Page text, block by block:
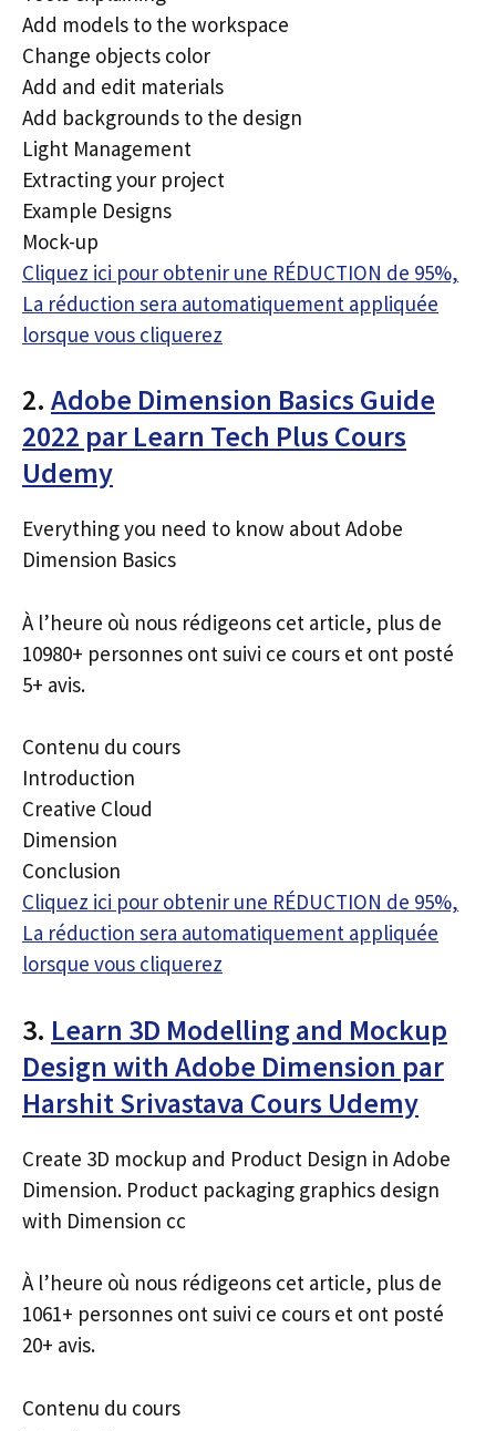
Add models to the workspace
Change objects color
Add and edit materials
Add backgrounds to the design
Light Management
Extracting your project
Example Designs
Mock-up
Cliquez ici pour obtenir une RÉDUCTION de 95%,
La réduction sera automatiquement appliquée
lorsque vous cliquerez
2. Adobe Dimension Basics Guide
2022 par Learn Tech Plus Cours
Udemy
Everything you need to know about Adobe
Dimension Basics
À l’heure où nous rédigeons cet article, plus de
10980+ personnes ont suivi ce cours et ont posté
5+ avis.
Contenu du cours
Introduction
Creative Cloud
Dimension
Conclusion
Cliquez ici pour obtenir une RÉDUCTION de 95%,
La réduction sera automatiquement appliquée
lorsque vous cliquerez
3. Learn 3D Modelling and Mockup
Design with Adobe Dimension par
Harshit Srivastava Cours Udemy
Create 3D mockup and Product Design in Adobe
Dimension. Product packaging graphics design
with Dimension cc
À l’heure où nous rédigeons cet article, plus de
1061+ personnes ont suivi ce cours et ont posté
20+ avis.
Contenu du cours